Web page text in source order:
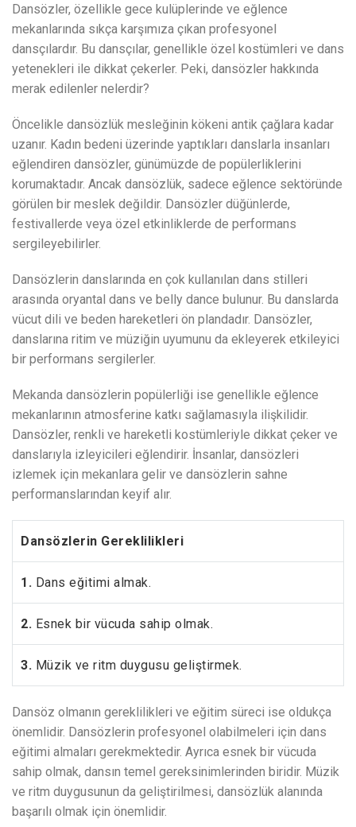
Dansözler, özellikle gece kulüplerinde ve eğlence
mekanlarında sıkça karşımıza çıkan profesyonel
dansçılardır. Bu dansçılar, genellikle özel kostümleri ve dans
yetenekleri ile dikkat çekerler. Peki, dansözler hakkında
merak edilenler nelerdir?
Öncelikle dansözlük mesleğinin kökeni antik çağlara kadar
uzanır. Kadın bedeni üzerinde yaptıkları danslarla insanları
eğlendiren dansözler, günümüzde de popülerliklerini
korumaktadır. Ancak dansözlük, sadece eğlence sektöründe
görülen bir meslek değildir. Dansözler düğünlerde,
festivallerde veya özel etkinliklerde de performans
sergileyebilirler.
Dansözlerin danslarında en çok kullanılan dans stilleri
arasında oryantal dans ve belly dance bulunur. Bu danslarda
vücut dili ve beden hareketleri ön plandadır. Dansözler,
danslarına ritim ve müziğin uyumunu da ekleyerek etkileyici
bir performans sergilerler.
Mekanda dansözlerin popülerliği ise genellikle eğlence
mekanlarının atmosferine katkı sağlamasıyla ilişkilidir.
Dansözler, renkli ve hareketli kostümleriyle dikkat çeker ve
danslarıyla izleyicileri eğlendirir. İnsanlar, dansözleri
izlemek için mekanlara gelir ve dansözlerin sahne
performanslarından keyif alır.
Dansözlerin Gereklilikleri
1. Dans eğitimi almak.
2. Esnek bir vücuda sahip olmak.
3. Müzik ve ritm duygusu geliştirmek.
Dansöz olmanın gereklilikleri ve eğitim süreci ise oldukça
önemlidir. Dansözlerin profesyonel olabilmeleri için dans
eğitimi almaları gerekmektedir. Ayrıca esnek bir vücuda
sahip olmak, dansın temel gereksinimlerinden biridir. Müzik
ve ritm duygusunun da geliştirilmesi, dansözlük alanında
başarılı olmak için önemlidir.